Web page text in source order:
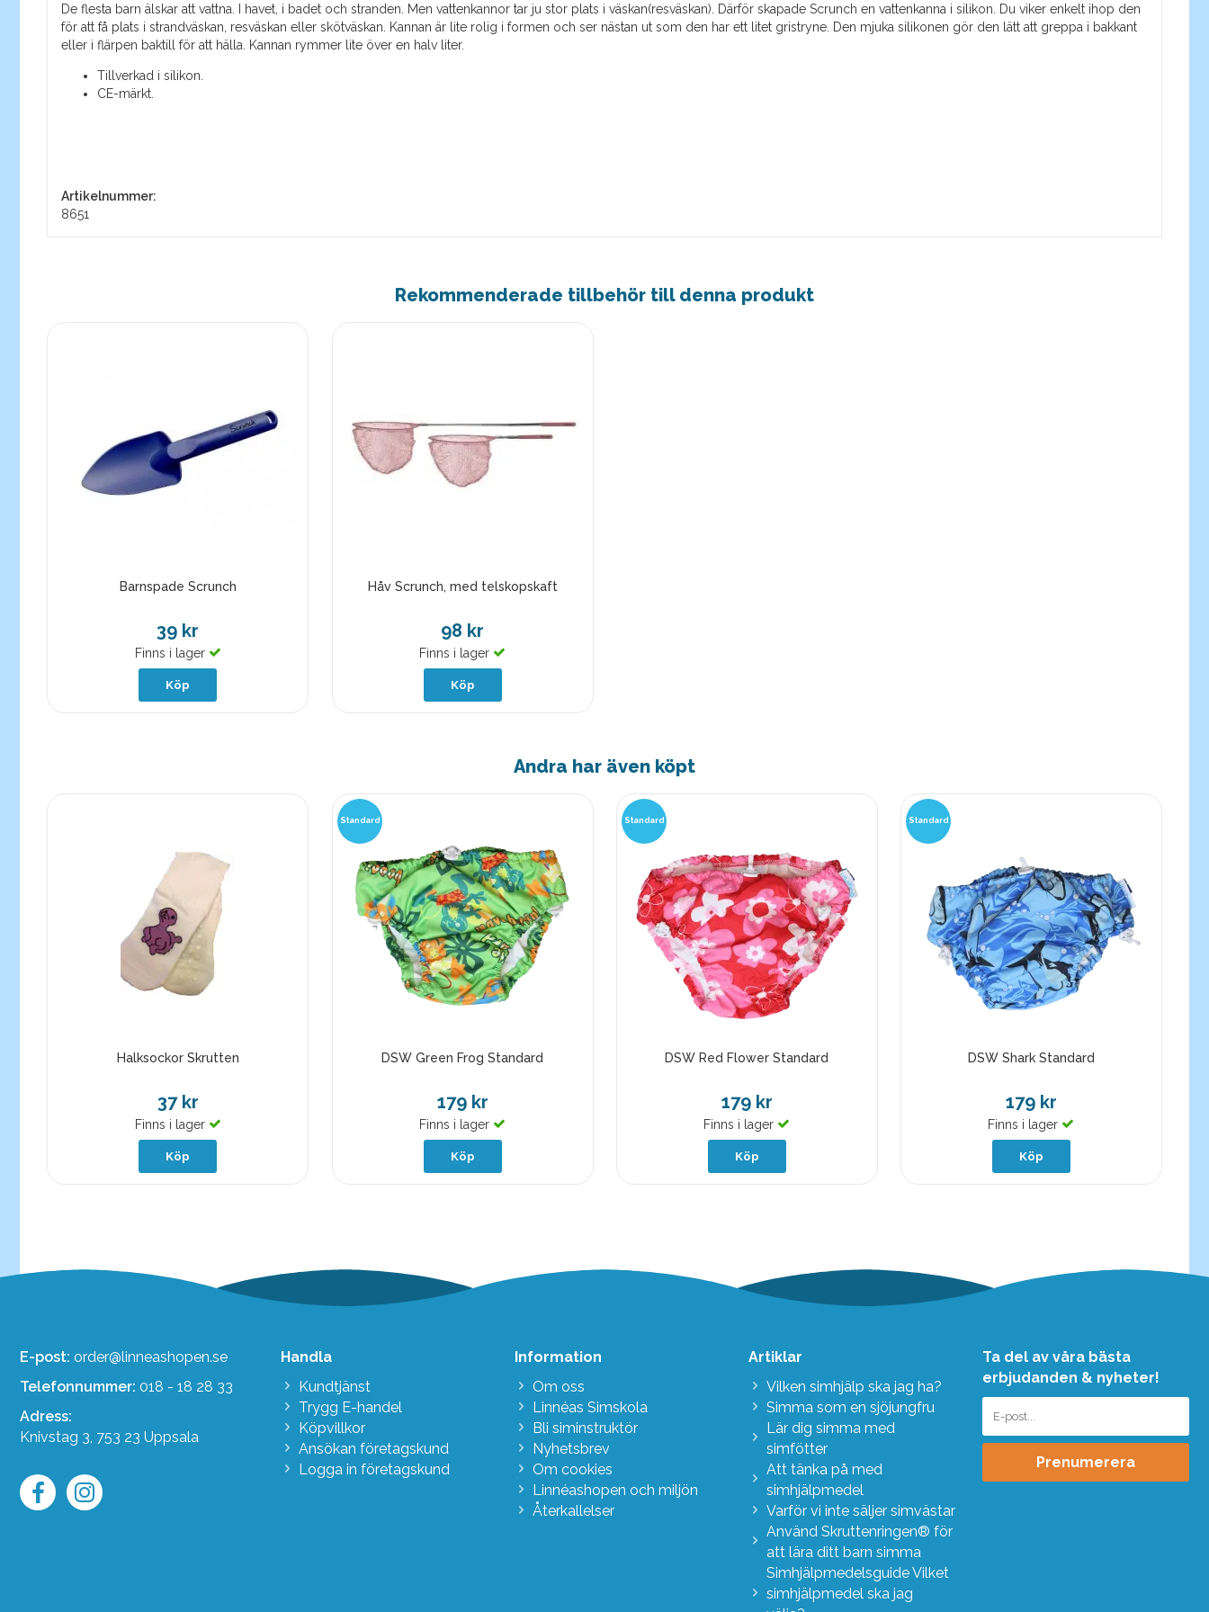
De flesta barn älskar att vattna. I havet, i badet och stranden. Men vattenkannor tar ju stor plats i väskan(resväskan). Därför skapade Scrunch en vattenkanna i silikon. Du viker enkelt ihop den
för att få plats i strandväskan, resväskan eller skötväskan. Kannan är lite rolig i formen och ser nästan ut som den har ett litet gristryne. Den mjuka silikonen gör den lätt att greppa i bakkant
eller i flärpen baktill för att hälla. Kannan rymmer lite över en halv liter.
Tillverkad i silikon.
CE-märkt.
Artikelnummer:
8651
Rekommenderade tillbehör till denna produkt
Barnspade Scrunch
39 kr
Finns i lager
Köp
Håv Scrunch, med telskopskaft
98 kr
Finns i lager
Köp
Andra har även köpt
Halksockor Skrutten
37 kr
Finns i lager
Köp
DSW Green Frog Standard
179 kr
Finns i lager
Köp
Standard
DSW Red Flower Standard
179 kr
Finns i lager
Köp
Standard
DSW Shark Standard
179 kr
Finns i lager
Köp
Standard
E-post: order@linneashopen.se
Telefonnummer: 018 - 18 28 33
Adress:
Knivstag 3, 753 23 Uppsala
Handla
Kundtjänst
Trygg E-handel
Köpvillkor
Ansökan företagskund
Logga in företagskund
Information
Om oss
Linnéas Simskola
Bli siminstruktör
Nyhetsbrev
Om cookies
Linnéashopen och miljön
Återkallelser
Artiklar
Vilken simhjälp ska jag ha?
Simma som en sjöjungfru
Lär dig simma med
simfötter
Att tänka på med
simhjälpmedel
Varför vi inte säljer simvästar
Använd Skruttenringen® för
att lära ditt barn simma
Simhjälpmedelsguide Vilket
simhjälpmedel ska jag
Ta del av våra bästa
erbjudanden & nyheter!
Prenumerera